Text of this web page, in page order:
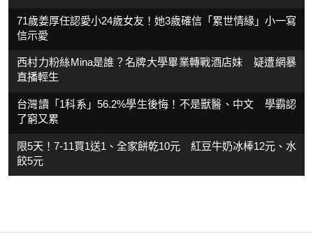
71歲姜厚任認愛小24歲女友！她3歲確信「累世情緣」小一寫
信示愛
西村力粉絲Mina是誰？名牌大學畢業轉戰酒店妹 疑遭網暴
直播輕生
台灣讀「1科系」56.2%學生後悔！不是獸醫、中文 學霸認
了窮又累
限5天！7-11買1送1、全家餅乾10元 紅豆牛奶冰棒12元、水
餃5元